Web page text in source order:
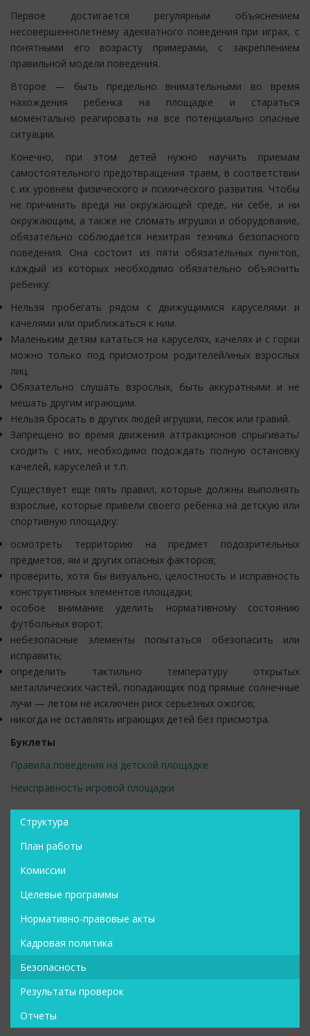
Первое достигается регулярным объяснением
несовершеннолетнему адекватного поведения при играх, с
понятными его возрасту примерами, с закреплением
правильной модели поведения.
Второе — быть предельно внимательными во время
нахождения ребенка на площадке и стараться
моментально реагировать на все потенциально опасные
ситуации.
Конечно, при этом детей нужно научить приемам
самостоятельного предотвращения травм, в соответствии
с их уровнем физического и психического развития. Чтобы
не причинить вреда ни окружающей среде, ни себе, и ни
окружающим, а также не сломать игрушки и оборудование,
обязательно соблюдается нехитрая техника безопасного
поведения. Она состоит из пяти обязательных пунктов,
каждый из которых необходимо обязательно объяснить
ребенку:
Нельзя пробегать рядом с движущимися каруселями и
качелями или приближаться к ним.
Маленьким детям кататься на каруселях, качелях и с горки
можно только под присмотром родителей/иных взрослых
лиц.
Обязательно слушать взрослых, быть аккуратными и не
мешать другим играющим.
Нельзя бросать в других людей игрушки, песок или гравий.
Запрещено во время движения аттракционов спрыгивать/
сходить с них, необходимо подождать полную остановку
качелей, каруселей и т.п.
Существует еще пять правил, которые должны выполнять
взрослые, которые привели своего ребенка на детскую или
спортивную площадку:
осмотреть территорию на предмет подозрительных
предметов, ям и других опасных факторов;
проверить, хотя бы визуально, целостность и исправность
конструктивных элементов площадки;
особое внимание уделить нормативному состоянию
футбольных ворот;
небезопасные элементы попытаться обезопасить или
исправить;
определить тактильно температуру открытых
металлических частей, попадающих под прямые солнечные
лучи — летом не исключен риск серьезных ожогов;
никогда не оставлять играющих детей без присмотра.
Буклеты
Правила поведения на детской площадке
Неисправность игровой площадки
Структура
План работы
Комиссии
Целевые программы
Нормативно-правовые акты
Кадровая политика
Безопасность
Результаты проверок
Отчеты